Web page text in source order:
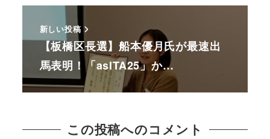
新しい投稿
【板橋区長選】船本優月氏が最速出
馬表明！「asITA25」か…
この投稿へのコメント